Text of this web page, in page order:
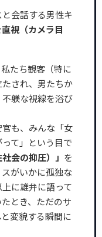
会話する男性キ
視（カメラ目
たち観客（特に
され、男たちか
躾な視線を浴び
も、みんな「女
て」という目で
会の抑圧）」 を
がいかに孤独な
に雄弁に語って
とき、ただのサ
変貌する瞬間に